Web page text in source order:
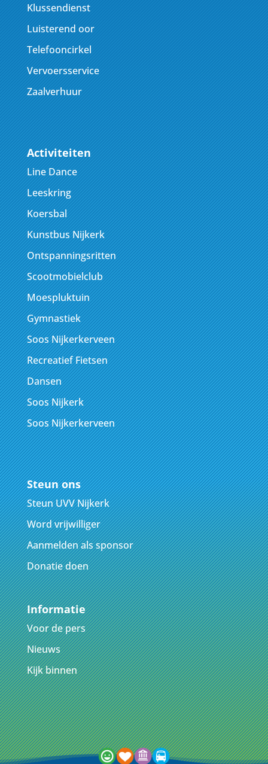
Klussendienst
Luisterend oor
Telefooncirkel
Vervoersservice
Zaalverhuur
Activiteiten
Line Dance
Leeskring
Koersbal
Kunstbus Nijkerk
Ontspanningsritten
Scootmobielclub
Moespluktuin
Gymnastiek
Soos Nijkerkerveen
Recreatief Fietsen
Dansen
Soos Nijkerk
Soos Nijkerkerveen
Steun ons
Steun UVV Nijkerk
Word vrijwilliger
Aanmelden als sponsor
Donatie doen
Informatie
Voor de pers
Nieuws
Kijk binnen